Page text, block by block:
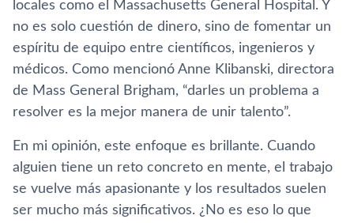
locales como el Massachusetts General Hospital. Y
no es solo cuestión de dinero, sino de fomentar un
espíritu de equipo entre científicos, ingenieros y
médicos. Como mencionó Anne Klibanski, directora
de Mass General Brigham, “darles un problema a
resolver es la mejor manera de unir talento”.
En mi opinión, este enfoque es brillante. Cuando
alguien tiene un reto concreto en mente, el trabajo
se vuelve más apasionante y los resultados suelen
ser mucho más significativos. ¿No es eso lo que